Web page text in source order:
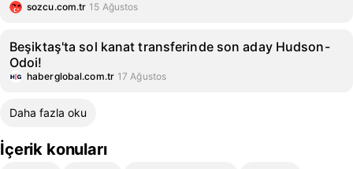
sozcu.com.tr 15 Ağustos
Beşiktaş'ta sol kanat transferinde son aday Hudson-
Odoi!
haberglobal.com.tr 17 Ağustos
Daha fazla oku
İçerik konuları